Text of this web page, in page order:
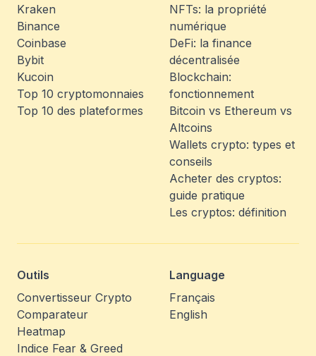
Kraken
Binance
Coinbase
Bybit
Kucoin
Top 10 cryptomonnaies
Top 10 des plateformes
NFTs: la propriété
numérique
DeFi: la finance
décentralisée
Blockchain:
fonctionnement
Bitcoin vs Ethereum vs
Altcoins
Wallets crypto: types et
conseils
Acheter des cryptos:
guide pratique
Les cryptos: définition
Outils
Convertisseur Crypto
Comparateur
Heatmap
Indice Fear & Greed
Language
Français
English